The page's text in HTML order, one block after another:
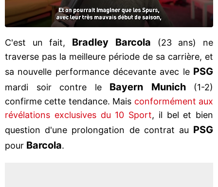
C'est un fait, Bradley Barcola (23 ans) ne
traverse pas la meilleure période de sa carrière, et
sa nouvelle performance décevante avec le PSG
mardi soir contre le Bayern Munich(1-2)
confirme cette tendance. Mais conformément aux
révélations exclusives du 10 Sport, il bel et bien
question d'une prolongation de contrat au PSG
pour Barcola.